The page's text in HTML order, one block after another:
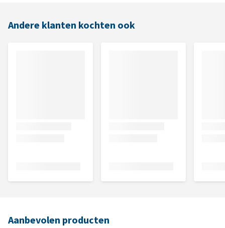
Andere klanten kochten ook
Aanbevolen producten